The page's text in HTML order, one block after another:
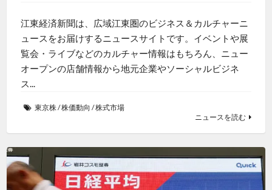
江東経済新聞は、広域江東圏のビジネス＆カルチャーニ
ュースをお届けするニュースサイトです。イベントや展
覧会・ライブなどのカルチャー情報はもちろん、ニュー
オープンの店舗情報から地元企業やソーシャルビジネ
ス...
東京株/株価動向 /株式市場
ニュースを読む